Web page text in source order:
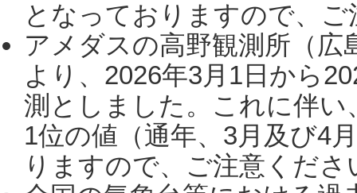
となっておりますので、
アメダスの高野観測所（
より、2026年3月1日から
測としました。これに伴い
1位の値（通年、3月及び4
りますので、ご注意くだ